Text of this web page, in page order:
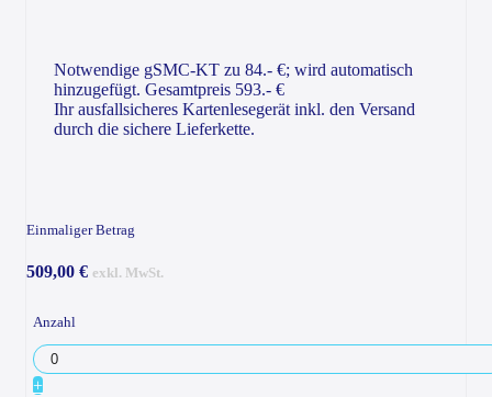
Notwendige gSMC-KT zu 84.- €; wird automatisch
hinzugefügt. Gesamtpreis 593.- €
Ihr ausfallsicheres Kartenlesegerät inkl. den Versand
durch die sichere Lieferkette.
Einmaliger Betrag
509,00 € exkl. MwSt.
Anzahl
+